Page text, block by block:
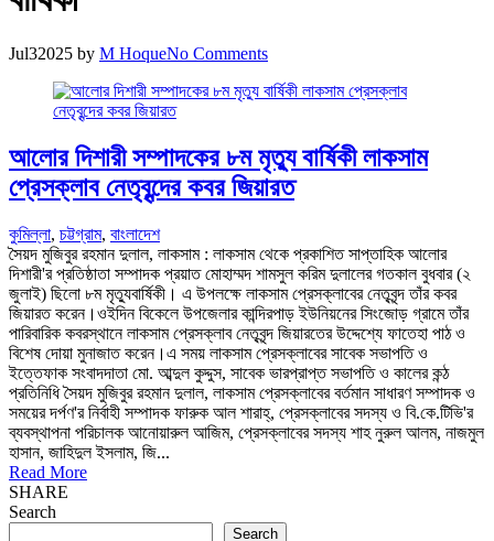
Jul32025 by M HoqueNo Comments
আলোর দিশারী সম্পাদকের ৮ম মৃত্যু বার্ষিকী লাকসাম
প্রেসক্লাব নেতৃবৃন্দের কবর জিয়ারত
কুমিল্লা, চট্টগ্রাম, বাংলাদেশ
সৈয়দ মুজিবুর রহমান দুলাল, লাকসাম : লাকসাম থেকে প্রকাশিত সাপ্তাহিক আলোর
দিশারী'র প্রতিষ্ঠাতা সম্পাদক প্রয়াত মোহাম্মদ শামসুল করিম দুলালের গতকাল বুধবার (২
জুলাই) ছিলো ৮ম মৃত্যুবার্ষিকী। এ উপলক্ষে লাকসাম প্রেসক্লাবের নেতৃবৃন্দ তাঁর কবর
জিয়ারত করেন।ওইদিন বিকেলে উপজেলার কান্দিরপাড় ইউনিয়নের সিংজোড় গ্রামে তাঁর
পারিবারিক কবরস্থানে লাকসাম প্রেসক্লাব নেতৃবৃন্দ জিয়ারতের উদ্দেশ্যে ফাতেহা পাঠ ও
বিশেষ দোয়া মুনাজাত করেন।এ সময় লাকসাম প্রেসক্লাবের সাবেক সভাপতি ও
ইত্তেফাক সংবাদদাতা মো. আব্দুল কুদ্দুস, সাবেক ভারপ্রাপ্ত সভাপতি ও কালের কন্ঠ
প্রতিনিধি সৈয়দ মুজিবুর রহমান দুলাল, লাকসাম প্রেসক্লাবের বর্তমান সাধারণ সম্পাদক ও
সময়ের দর্পণ'র নির্বাহী সম্পাদক ফারুক আল শারাহ্, প্রেসক্লাবের সদস্য ও বি.কে.টিভি'র
ব্যবস্থাপনা পরিচালক আনোয়ারুল আজিম, প্রেসক্লাবের সদস্য শাহ নুরুল আলম, নাজমুল
হাসান, জাহিদুল ইসলাম, জি...
Read More
SHARE
Search
Search